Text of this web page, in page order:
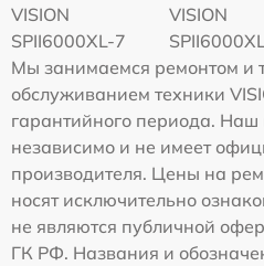
VISION
SPII6000XL-7
VISION
Мы занимаемся ремонтом и
обслуживанием техники
гарантийного периода. Наш
независимо и не имеет
производителя. Цены на
носят исключительно
не являются публичной
ГК РФ. Названия и